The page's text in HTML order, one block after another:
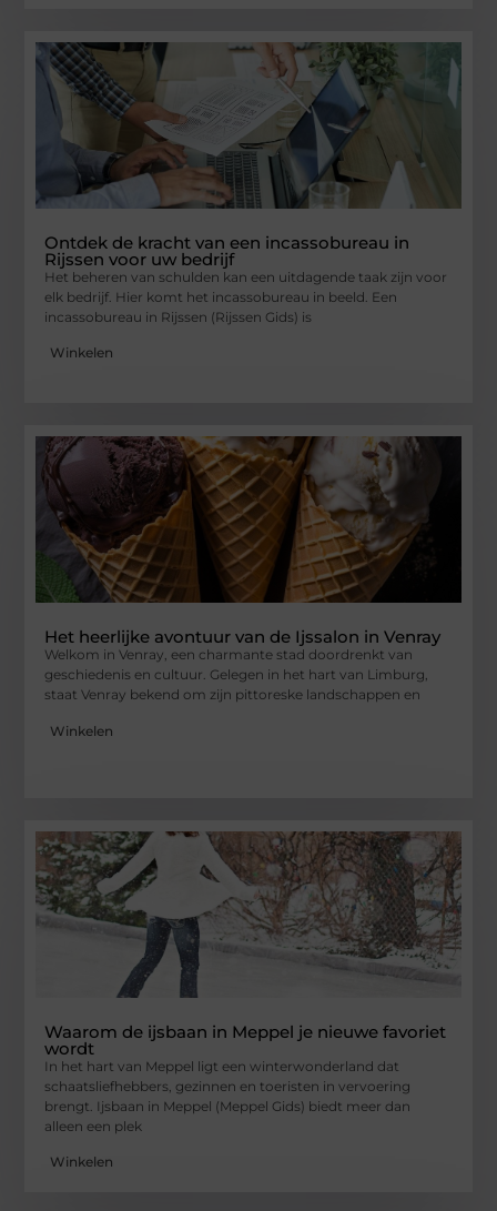
Ontdek de kracht van een incassobureau in
Rijssen voor uw bedrijf
Het beheren van schulden kan een uitdagende taak zijn voor
elk bedrijf. Hier komt het incassobureau in beeld. Een
incassobureau in Rijssen (Rijssen Gids) is
Winkelen
Het heerlijke avontuur van de Ijssalon in Venray
Welkom in Venray, een charmante stad doordrenkt van
geschiedenis en cultuur. Gelegen in het hart van Limburg,
staat Venray bekend om zijn pittoreske landschappen en
Winkelen
Waarom de ijsbaan in Meppel je nieuwe favoriet
wordt
In het hart van Meppel ligt een winterwonderland dat
schaatsliefhebbers, gezinnen en toeristen in vervoering
brengt. Ijsbaan in Meppel (Meppel Gids) biedt meer dan
alleen een plek
Winkelen